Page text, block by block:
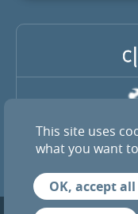
La Clinique Pasteur
et
This site uses
what you want
OK, accept all